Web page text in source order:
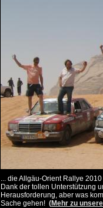
... die Allgäu-Orient Rallye
Dank der tollen Unterstützung
Herausforderung, aber was
Sache gehen! (Mehr zu